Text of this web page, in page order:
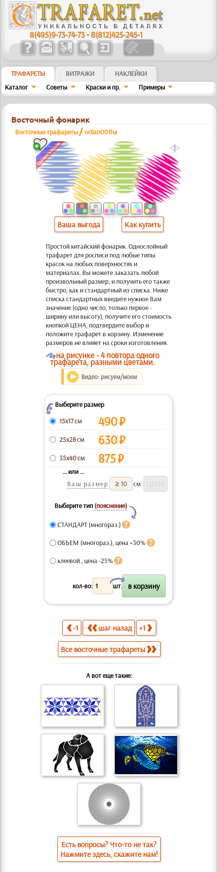
8(495)9-73-74-73 •8(812)425-245-1
ТРАФАРЕТЫ ВИТРАЖИ
НАКЛЕЙКИ
Каталог
Советы Краски и пр. Примеры
Восточный фонарик
Восточные трафареты /orilan001ha
a
Ваша выгода Как купить
Простой китайский фонарик. Однослойный
трафарет для росписи под любые типы
красок на любых поверхностях и
материалах. Вы можете заказать любой
произвольный размер, и получить его также
быстро, как и стандартный из списка. Ниже
списка стандартных введите нужное Вам
значение (одно число, только первое -
ширину или высоту), получите его стоимость
кнопкой ЦЕНА, подтвердите выбор и
положите трафарет в корзину. Изменение
размеров не влияет на сроки изготовления.
Oна рисунке - 4 повтора одного
трафарета, разными цветами.
Видео: рисуем/моем
ZВыберите размер
15x17 см
490₽
25x28 см 630₽
35x40 см 875₽
... или ...
Ваш размер
см
Выберите тип (пояснение)
Y
СТАНДАРТ (многораз.)
ОБЪЕМ (многораз.), цена +30%
клеевой , цена -25%
кол-во: шт.
X
-1 шаг назад +1
Все восточные трафареты
А вот еще такие:
Есть вопросы? Что-то не так?
Нажмите здесь, скажите нам!